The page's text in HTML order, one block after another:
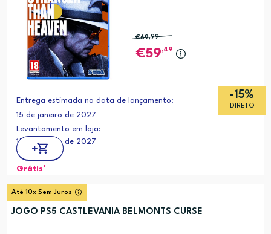
-15%
DIRETO
€69,99
59,49
Entrega estimada na data de lançamento:
15 de janeiro de 2027
Levantamento em loja:
15 de janeiro de 2027
Grátis*
Até 10x Sem Juros
JOGO PS5 CASTLEVANIA BELMONTS CURSE